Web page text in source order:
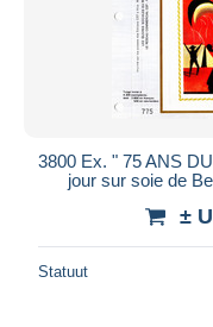
3800 Ex. " 75 ANS
jour sur soie de
±
Statuut